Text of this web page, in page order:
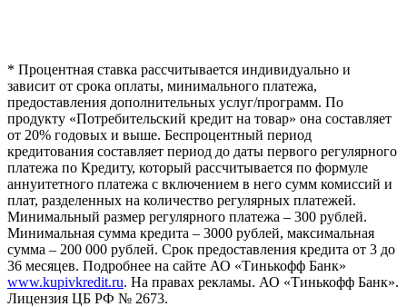
* Процентная ставка рассчитывается индивидуально и
зависит от срока оплаты, минимального платежа,
предоставления дополнительных услуг/программ. По
продукту «Потребительский кредит на товар» она составляет
от 20% годовых и выше. Беспроцентный период
кредитования составляет период до даты первого регулярного
платежа по Кредиту, который рассчитывается по формуле
аннуитетного платежа с включением в него сумм комиссий и
плат, разделенных на количество регулярных платежей.
Минимальный размер регулярного платежа – 300 рублей.
Минимальная сумма кредита – 3000 рублей, максимальная
сумма – 200 000 рублей. Срок предоставления кредита от 3 до
36 месяцев. Подробнее на сайте АО «Тинькофф Банк»
www.kupivkredit.ru. На правах рекламы. АО «Тинькофф Банк».
Лицензия ЦБ РФ № 2673.